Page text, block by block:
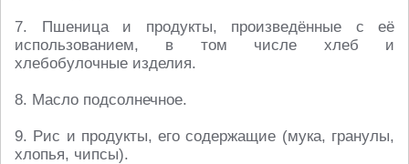
7. Пшеница и продукты, произведённые с её
использованием, в том числе хлеб и
хлебобулочные изделия.
8. Масло подсолнечное.
9. Рис и продукты, его содержащие (мука, гранулы,
хлопья, чипсы).